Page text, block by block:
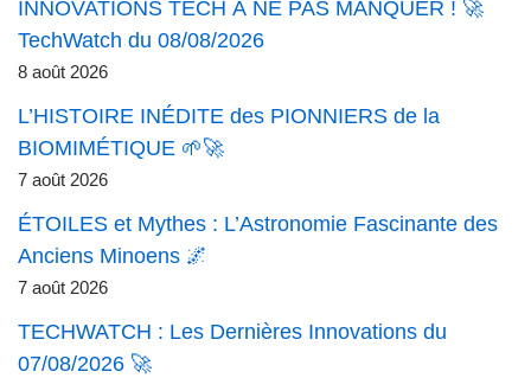
INNOVATIONS TECH À NE PAS MANQUER ! 🚀
TechWatch du 08/08/2026
8 août 2026
L’HISTOIRE INÉDITE des PIONNIERS de la
BIOMIMÉTIQUE 🌱🚀
7 août 2026
ÉTOILES et Mythes : L’Astronomie Fascinante des
Anciens Minoens 🌌
7 août 2026
TECHWATCH : Les Dernières Innovations du
07/08/2026 🚀